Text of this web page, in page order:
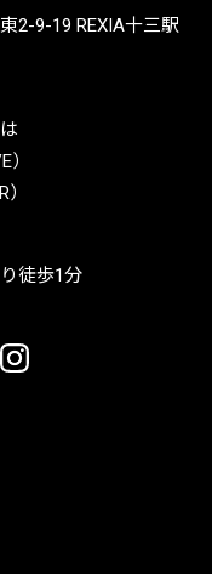
2-9-19 REXIA十三駅
）
徒歩1分